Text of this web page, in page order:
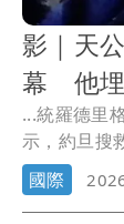
影｜天
幕 他
...統羅德里
示，約旦搜
國際